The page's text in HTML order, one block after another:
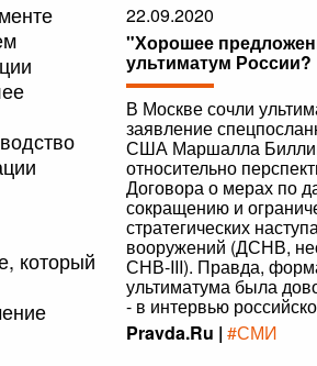
который
22.09.2020
"Хорошее
ультиматум России?
В Москве сочли
заявление
США Маршалла
относительно
Договора о мерах по
сокращению и
стратегических
вооружений (ДСНВ,
СНВ-III). Правда,
ультиматума была
- в интервью
Pravda.Ru | #СМИ